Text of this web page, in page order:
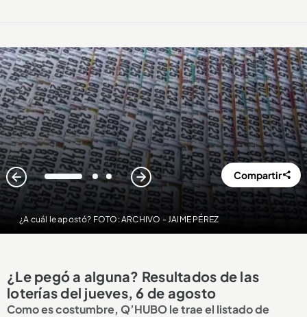
¿A cuál le apostó? FOTO: ARCHIVO - JAIME PÉREZ
1 2 3 Compartir
¿Le pegó a alguna? Resultados de las
loterías del jueves, 6 de agosto
Como es costumbre, Q’HUBO le trae el listado de